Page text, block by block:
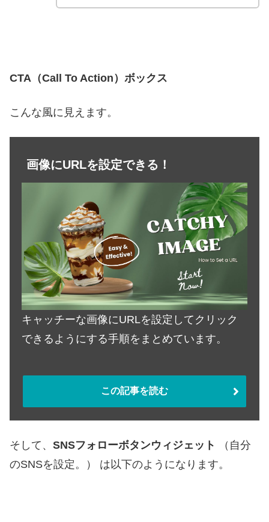
CTA（Call To Action）ボックス
こんな風に見えます。
画像にURLを設定できる！
キャッチーな画像にURLを設定してクリック
できるようにする手順をまとめています。
この記事を読む
そして、 SNSフォローボタンウィジェット
（自分
のSNSを設定。） は以下のようになります。